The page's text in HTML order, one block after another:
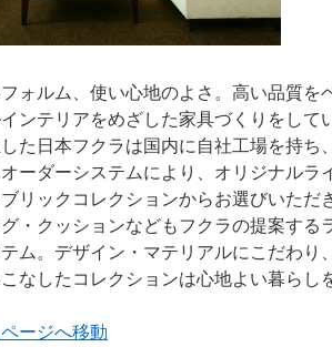
ォルム、使い心地のよさ。高い品質を
ンテリアをめざした家具づくりをして
た日本フクラは国内に自社工場を持
ーダーシステムにより、オリジナル
リックコレクションからお選びいただ
グ・クッションなどもフクラの提案す
テム。デザイン・マテリアルにこだわ
なしたコレクションは心地よい暮らし
ージへ移動